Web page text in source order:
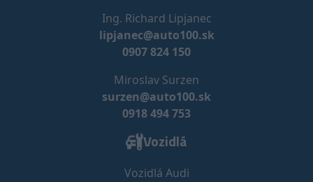
Ing. Richard Lipjanec
lipjanec@auto100.sk
0907 824 150
Miroslav Surzen
surzen@auto100.sk
0918 494 753
Vozidlá
Vozidlá Audi